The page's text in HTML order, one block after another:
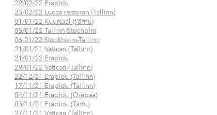
22/02/22 Erapidu
23/02/22 Lucca restoran (Tallinn)
01/01/22 Kuursaal (Pärnu)
05/01/22 Tallinn-Stocholm
06.01/22 Stockholm-Tallinn
21/01/21 Vatican (Tallinn)
21/01/22 Erapidu
29/01/22 Vatican (Tallinn)
22/12/21 Erapidu (Tallinn)
17/11/21 Erapidu (Tallinn)
04/11/21 Erapidu (Otepää)
03/11/21 Erapidu (Tartu)